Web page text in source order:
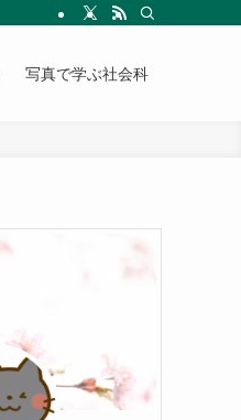
写真で学ぶ社会科